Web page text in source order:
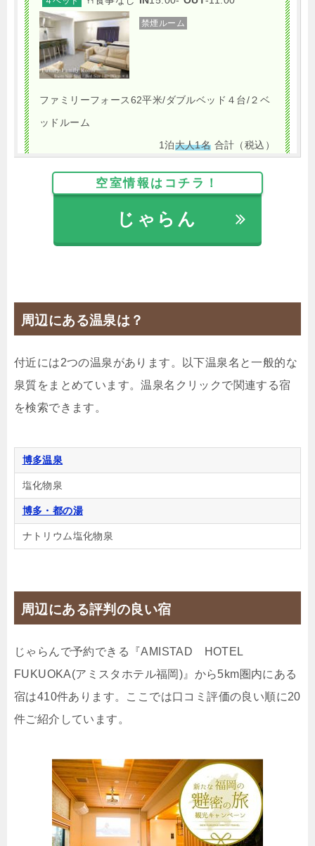
禁煙ルーム
ファミリーフォース62平米/ダブルベッド４台/２ベ
ッドルーム
1泊大人1名 合計（税込）
ファミリーフォース62平米/ダブルベ
ッド４台/２ベッドルーム
43平米/ダブルベッド2台
【連泊特別割】2泊以上のご宿泊者様必見♪
ッドルーム
【連泊特別割】6泊以上のご宿泊者様必見♪
４ベッド 🍴食事なし
ファミリーフォース62平米/ダブルベッド４台/２ベ
ッドルーム
空室情報はコチラ！
じゃらん
周辺にある温泉は？
付近には2つの温泉があります。以下温泉名と一般的な
泉質をまとめています。温泉名クリックで関連する宿
を検索できます。
博多温泉
塩化物泉
博多・都の湯
ナトリウム塩化物泉
周辺にある評判の良い宿
じゃらんで予約できる『AMISTAD HOTEL
FUKUOKA(アミスタホテル福岡)』から5km圏内にある
宿は410件あります。ここでは口コミ評価の良い順に20
件ご紹介しています。